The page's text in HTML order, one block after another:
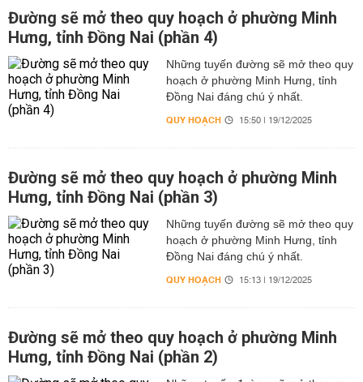
Đường sẽ mở theo quy hoạch ở phường Minh
Hưng, tỉnh Đồng Nai (phần 4)
Những tuyến đường sẽ mở theo quy
hoạch ở phường Minh Hưng, tỉnh
Đồng Nai đáng chú ý nhất.
QUY HOẠCH 15:50 | 19/12/2025
Đường sẽ mở theo quy hoạch ở phường Minh
Hưng, tỉnh Đồng Nai (phần 3)
Những tuyến đường sẽ mở theo quy
hoạch ở phường Minh Hưng, tỉnh
Đồng Nai đáng chú ý nhất.
QUY HOẠCH 15:13 | 19/12/2025
Đường sẽ mở theo quy hoạch ở phường Minh
Hưng, tỉnh Đồng Nai (phần 2)